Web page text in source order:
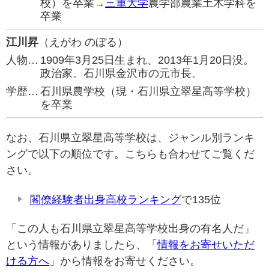
校）を卒業→三重大学農学部農業土木学科を
卒業
江川昇 （えがわ のぼる）
人物… 1909年3月25日生まれ、2013年1月20日没。
政治家。石川県金沢市の元市長。
学歴… 石川県農学校（現・石川県立翠星高等学校）
を卒業
なお、石川県立翠星高等学校は、ジャンル別ランキ
ングで以下の順位です。こちらも合わせてご覧くだ
さい。
閣僚経験者出身高校ランキングで135位
「この人も石川県立翠星高等学校出身の有名人だ」
という情報がありましたら、「情報をお寄せいただ
ける方へ 」から情報をお寄せください。